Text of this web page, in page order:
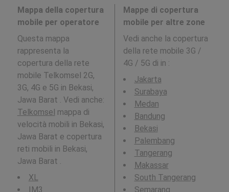
Mappa della copertura
mobile per operatore
Questa mappa
rappresenta la
copertura della rete
mobile Telkomsel 2G,
3G, 4G e 5G in Bekasi,
Jawa Barat . Vedi anche:
Telkomsel mappa di
velocità mobili in Bekasi,
Jawa Barat e copertura
reti mobili in Bekasi,
Jawa Barat .
XL
IM3
Mappe di copertura
mobile per altre zone
Vedi anche la copertura
della rete mobile 3G /
4G / 5G di in :
Jakarta
Surabaya
Medan
Bandung
Bekasi
Palembang
Tangerang
Makassar
South Tangerang
Semarang